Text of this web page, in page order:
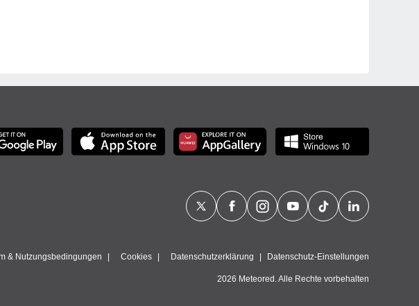
& Nutzungsbedingungen Cookies Datenschutzerklärung Datenschutz-Einstellungen
2026 Meteored. Alle Rechte vorbehalten